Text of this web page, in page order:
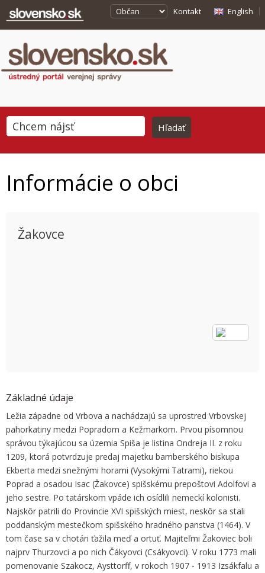
Kontakt English
Informácie o obci
Žakovce
Základné údaje
Ležia západne od Vrbova a nachádzajú sa uprostred Vrbovskej
pahorkatiny medzi Popradom a Kežmarkom. Prvou písomnou
správou týkajúcou sa územia Spiša je listina Ondreja II. z roku
1209, ktorá potvrdzuje predaj majetku bamberského biskupa
Ekberta medzi snežnými horami (Vysokými Tatrami), riekou
Poprad a osadou Isac (Žakovce) spišskému prepoštovi Adolfovi a
jeho sestre. Po tatárskom vpáde ich osídlili nemeckí kolonisti.
Najskôr patrili do Provincie XVI spišských miest, neskôr sa stali
poddanským mestečkom spišského hradného panstva (1464). V
tom čase sa v chotári ťažila meď a ortuť. Majiteľmi Žakoviec boli
najprv Thurzovci a po nich Čákyovci (Csákyovci). V roku 1773 mali
pomenovanie Szakocz, Aysttorff, v rokoch 1907 - 1913 Izsákfalu a